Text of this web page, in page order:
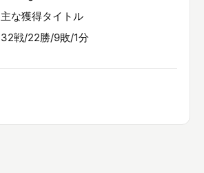
主な獲得タイトル
32戦/22勝/9敗/1分